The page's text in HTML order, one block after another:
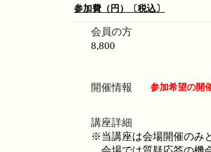
参加費（円）〔税込〕
会員の方
8,800
開催情報 参加希望の開催
講座詳細